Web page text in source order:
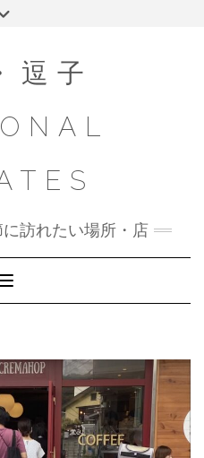
逗子
訪れたい場所・店
Toggle Navigation